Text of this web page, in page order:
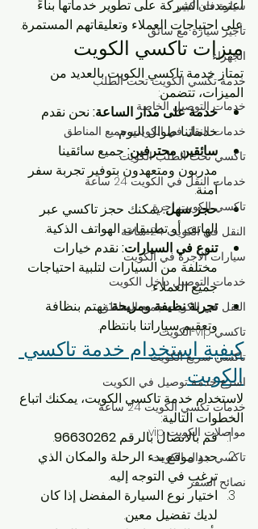
سيارة فان كبير
تأجير سيارة مع سائق
الجهراء
خدمة تكسي الكويت تحت الطلب
خدمات التوصيل الخاصة
خدمات النقل في الكويت جميع المناطق
تاكسي تحت الطلب الكويت
خدمات النقل في الكويت 24 ساعة
تاكسي الكويت اجرة
النقل في الكويت 24 ساعة
سيارات الأجرة في الكويت
خدمات التوصيل داخل الكويت
النقل في الكويت جميع المناطق
تاكسي vip الكويت
تاكسي سريع الكويت
اسرع خدمة توصيل في الكويت
خدمات تكسي الكويت 24 ساعة
مواصلات الكويت vip
تاكسي جوال الكويت
نصائح السفر
اعتمدت الشركة على تطوير خدماتها بناءً
على احتياجات العملاء وتعليقاتهم المستمرة.
ميزات تاكسي الكويت
تمتاز خدمة تاكسي الكويت بالعديد من
الميزات، تتضمن:
خدمة على مدار الساعة: نحن نقدم
خدماتنا طوال اليوم.
سائقين محترفين: جميع سائقينا
مدربون ومتعهدون بتوفير تجربة سفر
آمنة.
حجز سهل: يمكنك حجز تاكسي عبر
الهاتف أو تطبيقات الهواتف الذكية.
تنوع في السيارات: نقدم خيارات
مختلفة من السيارات لتلبية احتياجات
جميع العملاء.
تجربة نظيفة ومريحة: نهتم بنظافة
وتعقيم سياراتنا بانتظام.
كيفية استخدام خدمة تاكسي
الكويت
لاستخدام خدمة تاكسي الكويت، يمكنك اتباع
الخطوات التالية:
قم بالاتصال بالرقم 96630262
.
حدد موقع بدء الرحلة والمكان الذي
ترغب في التوجه إليه.
اختيار نوع السيارة المفضل إذا كان
لديك تفضيل معين.